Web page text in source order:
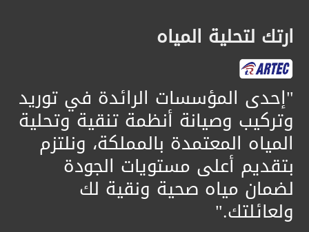
ارتك لتحلية المياه
​"إحدى المؤسسات الرائدة في توريد
وتركيب وصيانة أنظمة تنقية وتحلية
المياه المعتمدة بالمملكة، ونلتزم
بتقديم أعلى مستويات الجودة
لضمان مياه صحية ونقية لك
ولعائلتك."